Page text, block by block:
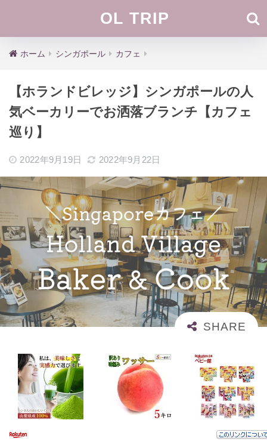
OL TRIP
ホーム シンガポール カフェ
【ホランドビレッジ】シンガポールの人
気ベーカリーでお洒落ブランチ【カフェ
巡り】
2022年9月19日 2022年9月22日